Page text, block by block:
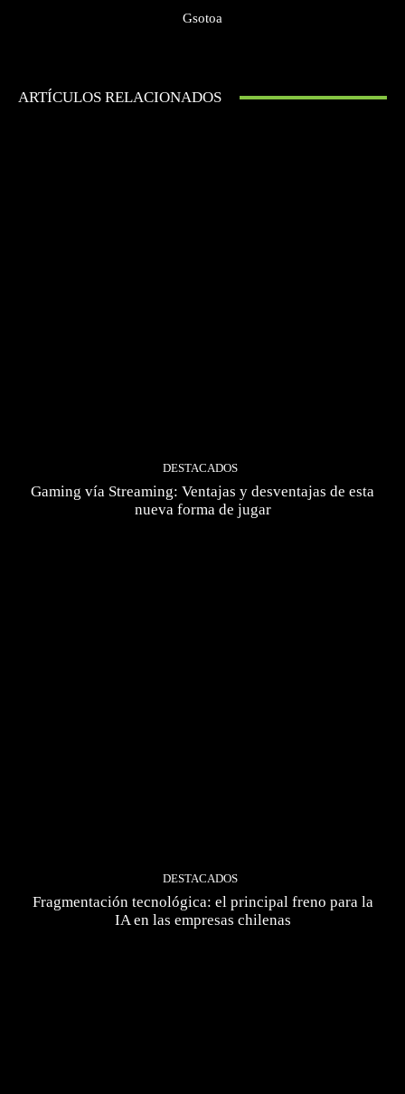
Gsotoa
ARTÍCULOS RELACIONADOS
DESTACADOS
Gaming vía Streaming: Ventajas y desventajas de esta
nueva forma de jugar
DESTACADOS
Fragmentación tecnológica: el principal freno para la
IA en las empresas chilenas